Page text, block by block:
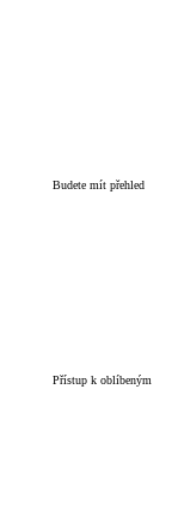
Budete mít přehled
Přístup k oblíbeným